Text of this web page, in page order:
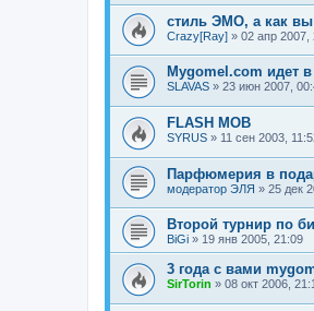
стиль ЭМО, а как вы
Crazy[Ray] » 02 апр 2007,
Mygomel.com идет
SLAVAS » 23 июн 2007,
FLASH MOB
SYRUS » 11 сен 2003,
Парфюмерия в
модератор ЭЛЯ » 25 дек
Второй турнир по
BiGi » 19 янв 2005, 21:09
3 года с вами
SirTorin » 08 окт 2006,